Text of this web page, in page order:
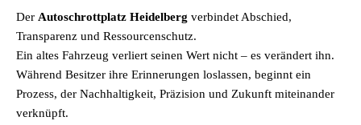
Der Autoschrottplatz Heidelberg verbindet Abschied,
Transparenz und Ressourcenschutz.
Ein altes Fahrzeug verliert seinen Wert nicht – es verändert ihn.
Während Besitzer ihre Erinnerungen loslassen, beginnt ein
Prozess, der Nachhaltigkeit, Präzision und Zukunft miteinander
verknüpft.